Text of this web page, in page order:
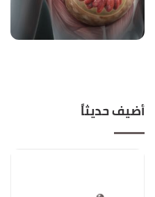
أضيف حديثاً